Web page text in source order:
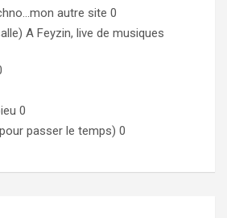
autre site 0
A Feyzin, live de musiques
0
passer le temps) 0